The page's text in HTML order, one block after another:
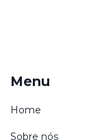
Menu
Home
Sobre nós